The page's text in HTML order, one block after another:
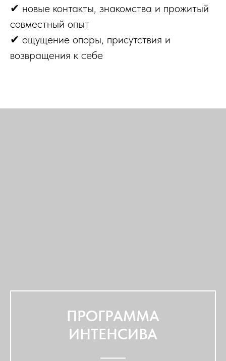
✔ новые контакты, знакомства и прожитый
совместный опыт
✔ ощущение опоры, присутствия и
возвращения к себе
ПРОГРАММА
ИНТЕНСИВА